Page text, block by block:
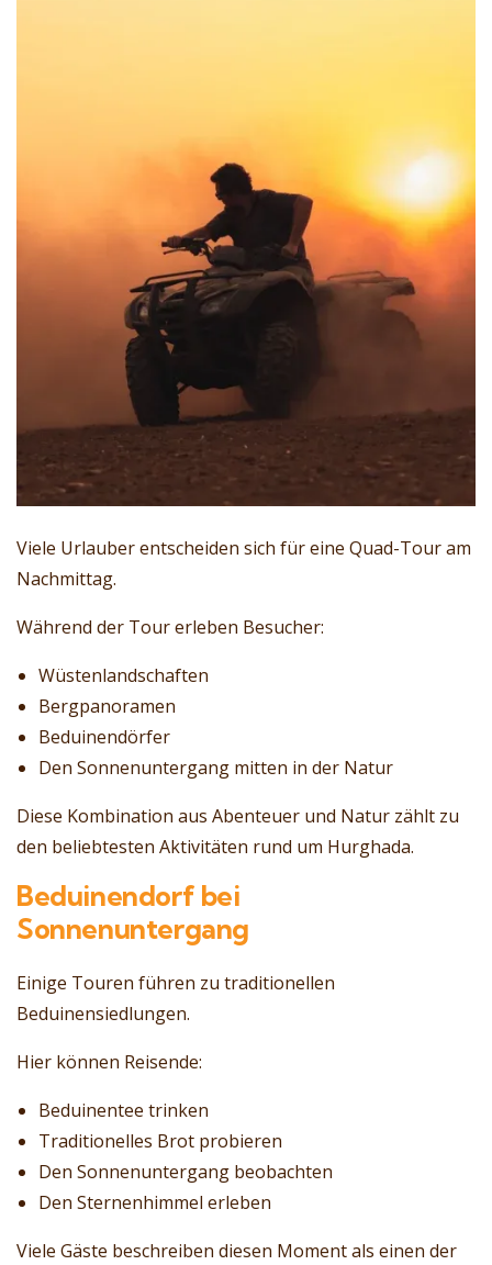
Viele Urlauber entscheiden sich für eine Quad-Tour am
Nachmittag.
Während der Tour erleben Besucher:
Wüstenlandschaften
Bergpanoramen
Beduinendörfer
Den Sonnenuntergang mitten in der Natur
Diese Kombination aus Abenteuer und Natur zählt zu
den beliebtesten Aktivitäten rund um Hurghada.
Beduinendorf bei
Sonnenuntergang
Einige Touren führen zu traditionellen
Beduinensiedlungen.
Hier können Reisende:
Beduinentee trinken
Traditionelles Brot probieren
Den Sonnenuntergang beobachten
Den Sternenhimmel erleben
Viele Gäste beschreiben diesen Moment als einen der